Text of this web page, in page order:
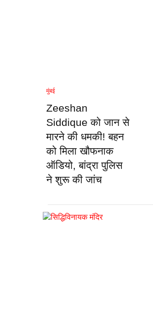
मुंबई
Zeeshan
Siddique को जान से
मारने की धमकी! बहन
को मिला खौफनाक
ऑडियो, बांद्रा पुलिस
ने शुरू की जांच